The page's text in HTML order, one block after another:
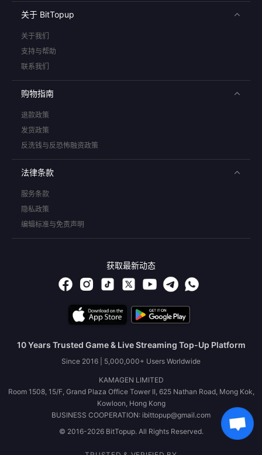
关于 BitTopup
关于我们
支持与帮助
联系我们
购物指南
退款政策
发货政策
反洗钱与反恐怖融资政策
法律条款
服务条款
隐私政策
编辑标准与免责声明
获取最新动态
10 Years Trusted Game & Live Streaming Top-Up Platform
Since 2016 | 5,000,000+ Users Worldwide
KAMAGEN LIMITED
Room 1508, 15/F, Grand Plaza Office Tower II, 625 Nathan Road, Mong Kok,
Kowloon, Hong Kong
BUSINESS COOPERATION: ibittopup@gmail.com
© 2016-2026 BitTopup. All Rights Reserved.